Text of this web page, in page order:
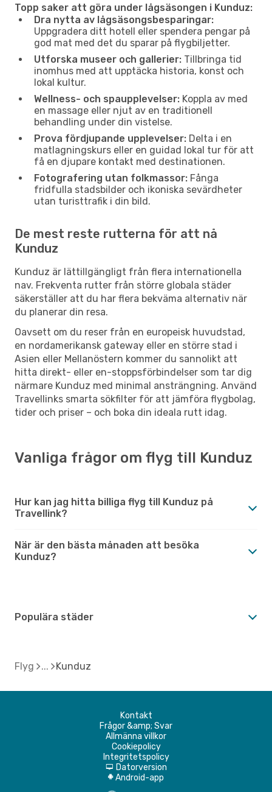
Topp saker att göra under lågsäsongen i Kunduz:
Dra nytta av lågsäsongsbesparingar:
Uppgradera ditt hotell eller spendera pengar på
god mat med det du sparar på flygbiljetter.
Utforska museer och gallerier: Tillbringa tid
inomhus med att upptäcka historia, konst och
lokal kultur.
Wellness- och spaupplevelser: Koppla av med
en massage eller njut av en traditionell
behandling under din vistelse.
Prova fördjupande upplevelser: Delta i en
matlagningskurs eller en guidad lokal tur för att
få en djupare kontakt med destinationen.
Fotografering utan folkmassor: Fånga
fridfulla stadsbilder och ikoniska sevärdheter
utan turisttrafik i din bild.
De mest reste rutterna för att nå
Kunduz
Kunduz är lättillgängligt från flera internationella
nav. Frekventa rutter från större globala städer
säkerställer att du har flera bekväma alternativ när
du planerar din resa.
Oavsett om du reser från en europeisk huvudstad,
en nordamerikansk gateway eller en större stad i
Asien eller Mellanöstern kommer du sannolikt att
hitta direkt- eller en-stoppsförbindelser som tar dig
närmare Kunduz med minimal ansträngning. Använd
Travellinks smarta sökfilter för att jämföra flygbolag,
tider och priser – och boka din ideala rutt idag.
Vanliga frågor om flyg till Kunduz
Hur kan jag hitta billiga flyg till Kunduz på
Travellink?
När är den bästa månaden att besöka
Kunduz?
Populära städer
Flyg Kunduz
Kontakt
Frågor &amp; Svar
Allmänna villkor
Cookiepolicy
Integritetspolicy
d Datorversion
A Android-app